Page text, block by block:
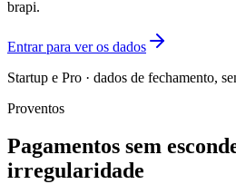
brapi.
Entrar para ver os dados
Startup e Pro · dados de fechamento,
Proventos
Pagamentos sem
irregularidade